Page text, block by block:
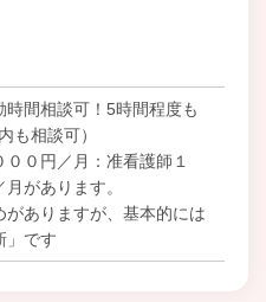
時間相談可！5時間程度も
も相談可）
０円／月：准看護師１
があります。
がありますが、基本的には
」です